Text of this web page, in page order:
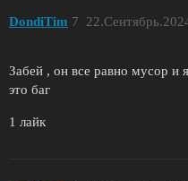
DondiTim 7
Забей , он все равно мусор и
это баг
1 лайк